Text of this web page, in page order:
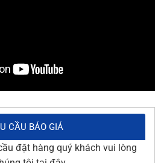
CẦU BÁO GIÁ
đặt hàng quý khách vui lòng